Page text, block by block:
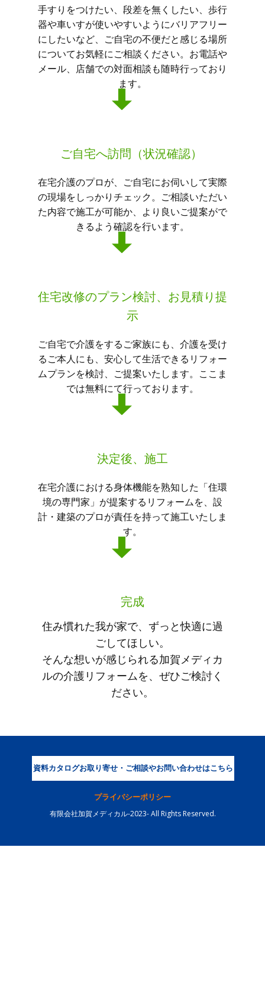
手すりをつけたい、段差を無くしたい、歩行
器や車いすが使いやすいようにバリアフリー
にしたいなど、ご自宅の不便だと感じる場所
についてお気軽にご相談ください。お電話や
メール、店舗での対面相談も随時行っており
ます。
ご自宅へ訪問（状況確認）
在宅介護のプロが、ご自宅にお伺いして実際
の現場をしっかりチェック。ご相談いただい
た内容で施工が可能か、より良いご提案がで
きるよう確認を行います。
住宅改修のプラン検討、お見積り提
示
ご自宅で介護をするご家族にも、介護を受け
るご本人にも、安心して生活できるリフォー
ムプランを検討、ご提案いたします。ここま
では無料にて行っております。
決定後、施工
在宅介護における身体機能を熟知した「住環
境の専門家」が提案するリフォームを、設
計・建築のプロが責任を持って施工いたしま
す。
完成
住み慣れた我が家で、ずっと快適に過
ごしてほしい。
そんな想いが感じられる加賀メディカ
ルの介護リフォームを、ぜひご検討く
ださい。
資料カタログお取り寄せ・ご相談やお問い合わせはこちら
プライバシーポリシー
有限会社加賀メディカル-2023- All Rights Reserved.